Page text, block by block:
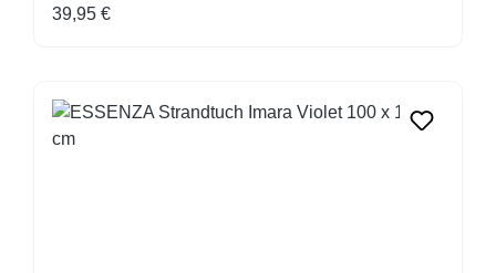
Regulärer Preis:
39,95 €